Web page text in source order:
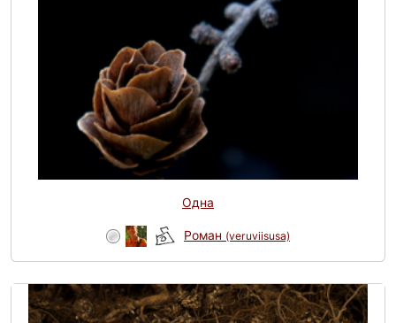
Одна
Роман (veruviisusa)